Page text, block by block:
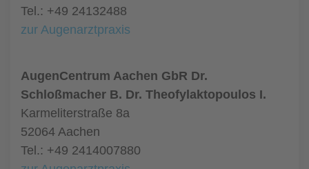
Tel.: +49 24132488
zur Augenarztpraxis
AugenCentrum Aachen GbR Dr.
Schloßmacher B. Dr. Theofylaktopoulos I.
Karmeliterstraße 8a
52064 Aachen
Tel.: +49 2414007880